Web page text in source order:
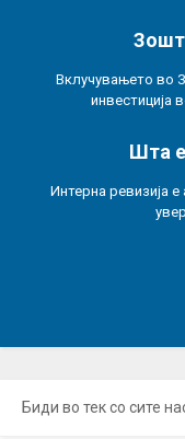
Вклучувањето во
инвестиција
Шта е
Интерна ревизија
Биди во тек со сите